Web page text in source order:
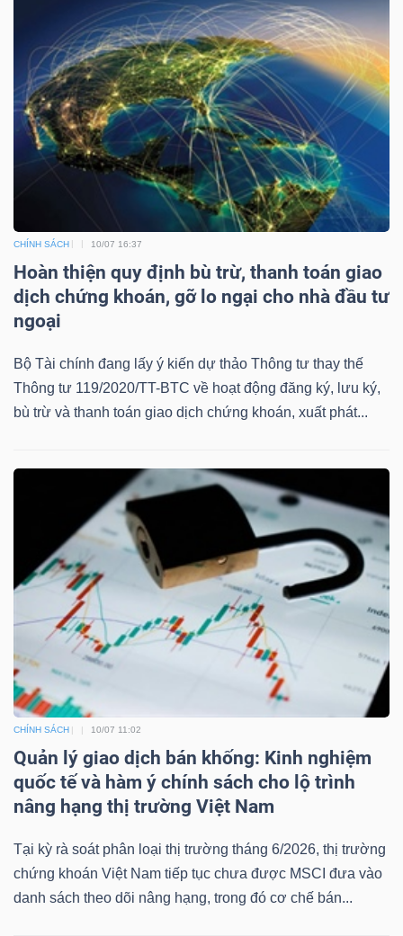
CHÍNH SÁCH 10/07 16:37
Hoàn thiện quy định bù trừ, thanh toán giao
dịch chứng khoán, gỡ lo ngại cho nhà đầu tư
ngoại
Bộ Tài chính đang lấy ý kiến dự thảo Thông tư thay thế
Thông tư 119/2020/TT-BTC về hoạt động đăng ký, lưu ký,
bù trừ và thanh toán giao dịch chứng khoán, xuất phát...
CHÍNH SÁCH 10/07 11:02
Quản lý giao dịch bán khống: Kinh nghiệm
quốc tế và hàm ý chính sách cho lộ trình
nâng hạng thị trường Việt Nam
Tại kỳ rà soát phân loại thị trường tháng 6/2026, thị trường
chứng khoán Việt Nam tiếp tục chưa được MSCI đưa vào
danh sách theo dõi nâng hạng, trong đó cơ chế bán...